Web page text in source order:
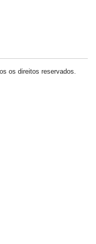
os direitos reservados.